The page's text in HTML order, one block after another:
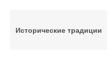
Исторические традиции